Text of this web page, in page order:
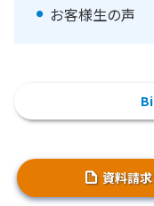
お客様生の声
資料請